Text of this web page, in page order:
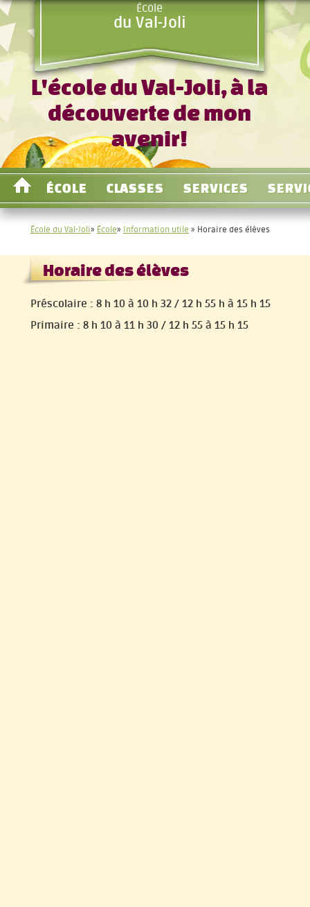
École
du Val-Joli
L'école du Val-Joli, à la
découverte de mon
avenir!
ÉCOLE CLASSES SERVICES
École du Val-Joli» École» Information utile » Horaire des élèves
Horaire des élèves
Préscolaire : 8 h 10 à 10 h 32 / 12 h 55 h à 15 h 15
Primaire : 8 h 10 à 11 h 30 / 12 h 55 à 15 h 15